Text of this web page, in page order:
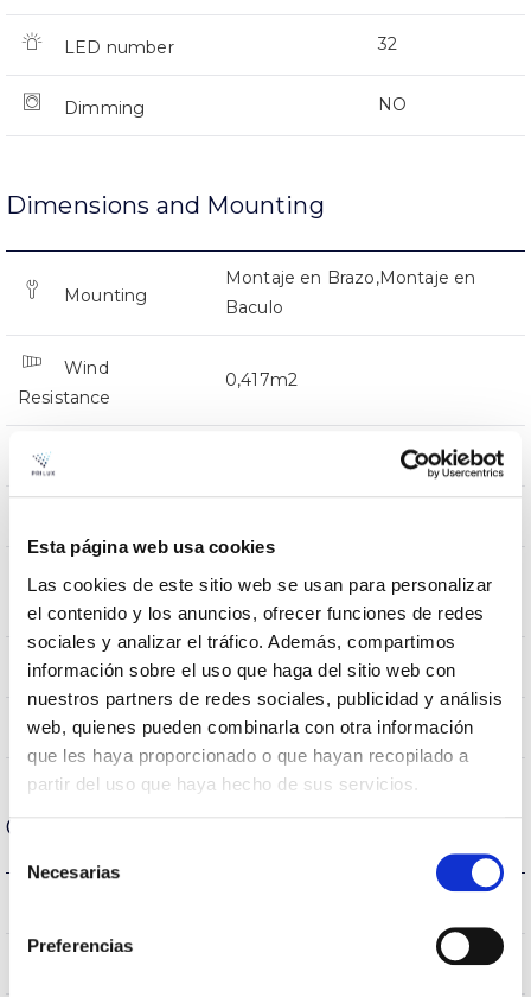
Esta página web usa cookies
Las cookies de este sitio web se usan para personalizar
el contenido y los anuncios, ofrecer funciones de redes
sociales y analizar el tráfico. Además, compartimos
información sobre el uso que haga del sitio web con
nuestros partners de redes sociales, publicidad y análisis
web, quienes pueden combinarla con otra información
que les haya proporcionado o que hayan recopilado a
partir del uso que haya hecho de sus servicios.
de Necesarias
Preferencias
LED number 32
Dimming NO
Dimensions and Mounting
Mounting
Montaje en Brazo,Montaje en
Baculo
Wind
Resistance
0,417m2
Mounting
position
Montaje en Brazo,Montaje en
Baculo
Linkable NO
Lighting Directa
Optical data